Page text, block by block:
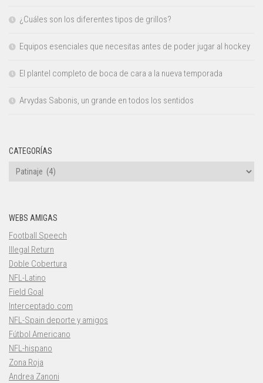
¿Cuáles son los diferentes tipos de grillos?
Equipos esenciales que necesitas antes de poder jugar al hockey
El plantel completo de boca de cara a la nueva temporada
Arvydas Sabonis, un grande en todos los sentidos
CATEGORÍAS
Categorías
WEBS AMIGAS
Football Speech
Illegal Return
Doble Cobertura
NFL-Latino
Field Goal
Interceptado.com
NFL-Spain deporte y amigos
Fútbol Americano
NFL-hispano
Zona Roja
Andrea Zanoni